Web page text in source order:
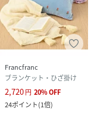
Francfranc
ブランケット・ひざ掛け
2,720円 20%OFF
24ポイント(1倍)